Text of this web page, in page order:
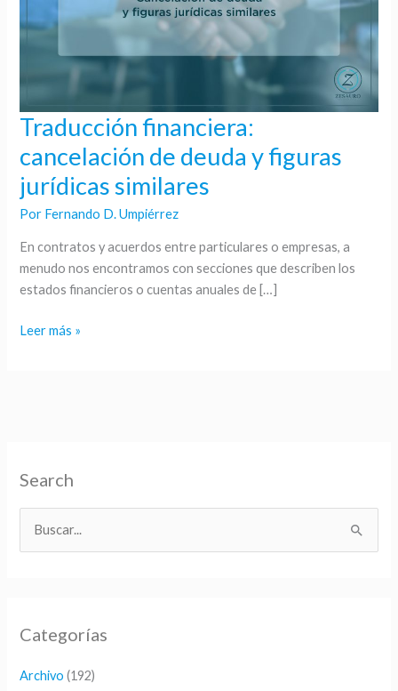
Traducción financiera:
cancelación de deuda y figuras
jurídicas similares
Por Fernando D. Umpiérrez
En contratos y acuerdos entre particulares o empresas, a
menudo nos encontramos con secciones que describen los
estados financieros o cuentas anuales de […]
Traducción
cancelación
de
deuda
figuras
jurídicas
similares
Leer más »
Search
a
Categorías
Archivo (192)